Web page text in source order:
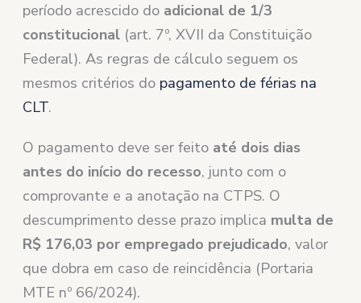
período acrescido do adicional de 1/3
constitucional (art. 7º, XVII da Constituição
Federal). As regras de cálculo seguem os
mesmos critérios do pagamento de férias na
CLT.
O pagamento deve ser feito até dois dias
antes do início do recesso, junto com o
comprovante e a anotação na CTPS. O
descumprimento desse prazo implica multa de
R$ 176,03 por empregado prejudicado, valor
que dobra em caso de reincidência (Portaria
MTE nº 66/2024).